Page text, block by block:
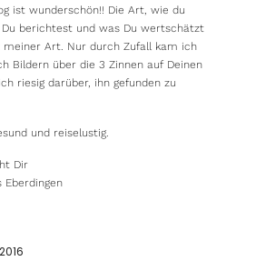
ist wunderschön!! Die Art, wie du
berichtest und was Du wertschätzt
meiner Art. Nur durch Zufall kam ich
Bildern über die 3 Zinnen auf Deinen
riesig darüber, ihn gefunden zu
und reiselustig.
Dir
Eberdingen